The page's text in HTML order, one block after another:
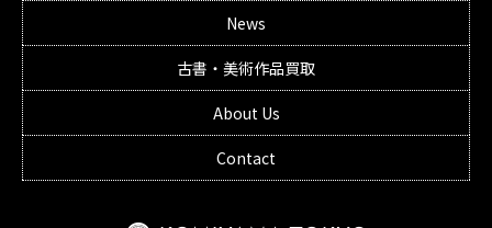
News
古書・美術作品買取
About Us
Contact